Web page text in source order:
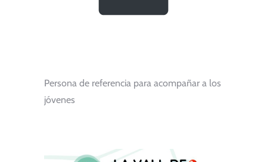
Persona de referencia para acompañar a los
jóvenes